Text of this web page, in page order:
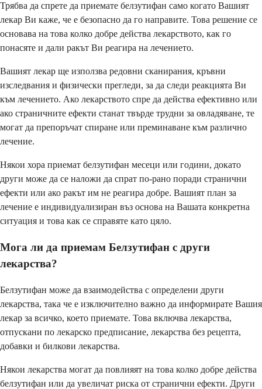
Трябва да спрете да приемате белзутифан само когато Вашият
лекар Ви каже, че е безопасно да го направите. Това решение се
основава на това колко добре действа лекарството, как го
понасяте и дали ракът Ви реагира на лечението.
Вашият лекар ще използва редовни сканирания, кръвни
изследвания и физически прегледи, за да следи реакцията Ви
към лечението. Ако лекарството спре да действа ефективно или
ако страничните ефекти станат твърде трудни за овладяване, те
могат да препоръчат спиране или преминаване към различно
лечение.
Някои хора приемат белзутифан месеци или години, докато
други може да се наложи да спрат по-рано поради странични
ефекти или ако ракът им не реагира добре. Вашият план за
лечение е индивидуализиран въз основа на Вашата конкретна
ситуация и това как се справяте като цяло.
Мога ли да приемам Белзутифан с други
лекарства?
Белзутифан може да взаимодейства с определени други
лекарства, така че е изключително важно да информирате Вашия
лекар за всичко, което приемате. Това включва лекарства,
отпускани по лекарско предписание, лекарства без рецепта,
добавки и билкови лекарства.
Някои лекарства могат да повлияят на това колко добре действа
белзутифан или да увеличат риска от странични ефекти. Други